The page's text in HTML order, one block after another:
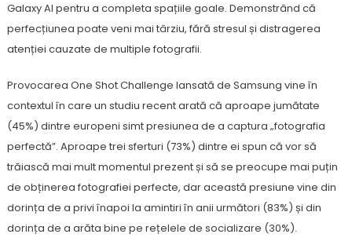
Galaxy AI pentru a completa spațiile goale. Demonstrând că
perfecțiunea poate veni mai târziu, fără stresul și distragerea
atenției cauzate de multiple fotografii.
Provocarea One Shot Challenge lansată de Samsung vine în
contextul în care un studiu recent arată că aproape jumătate
(45%) dintre europeni simt presiunea de a captura „fotografia
perfectă”. Aproape trei sferturi (73%) dintre ei spun că vor să
trăiască mai mult momentul prezent și să se preocupe mai puțin
de obținerea fotografiei perfecte, dar această presiune vine din
dorința de a privi înapoi la amintiri în anii următori (83%) și din
dorința de a arăta bine pe rețelele de socializare (30%).